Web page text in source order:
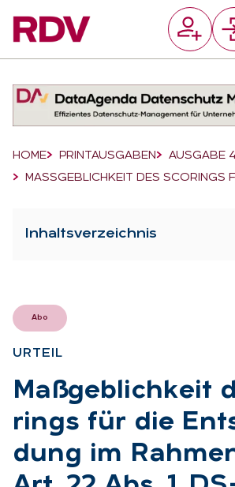
Breadcrumb-Navigation
HOME PRINTAUSGABEN
AUSGABE
MASSGEBLICHKEIT DES SCORINGS
Inhaltsverzeichnis
Abo
UR­TEIL
:Maß­geb­lich­keit
rings für die
dung im